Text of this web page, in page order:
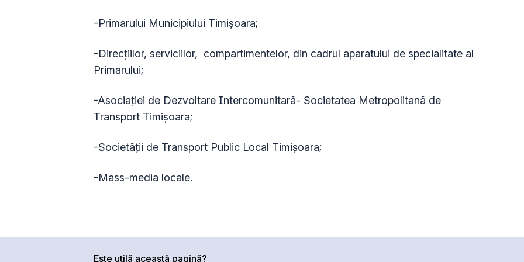
-Primarului Municipiului Timișoara;
-Direcțiilor, serviciilor, compartimentelor, din cadrul aparatului de specialitate al
Primarului;
-Asociației de Dezvoltare Intercomunitară- Societatea Metropolitană de
Transport Timișoara;
-Societății de Transport Public Local Timișoara;
-Mass-media locale.
Este utilă această pagină?